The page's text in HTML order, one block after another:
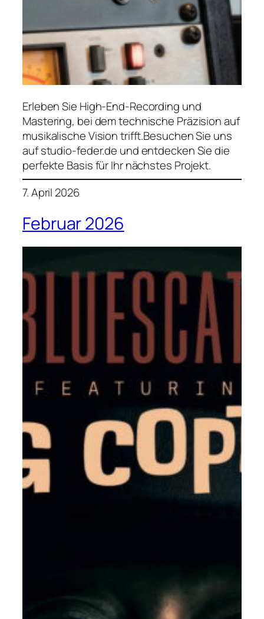
Erleben Sie High-End-Recording und
Mastering, bei dem technische Präzision auf
musikalische Vision trifft.Besuchen Sie uns
auf studio-feder.de und entdecken Sie die
perfekte Basis für Ihr nächstes Projekt.
7. April 2026
Februar 2026